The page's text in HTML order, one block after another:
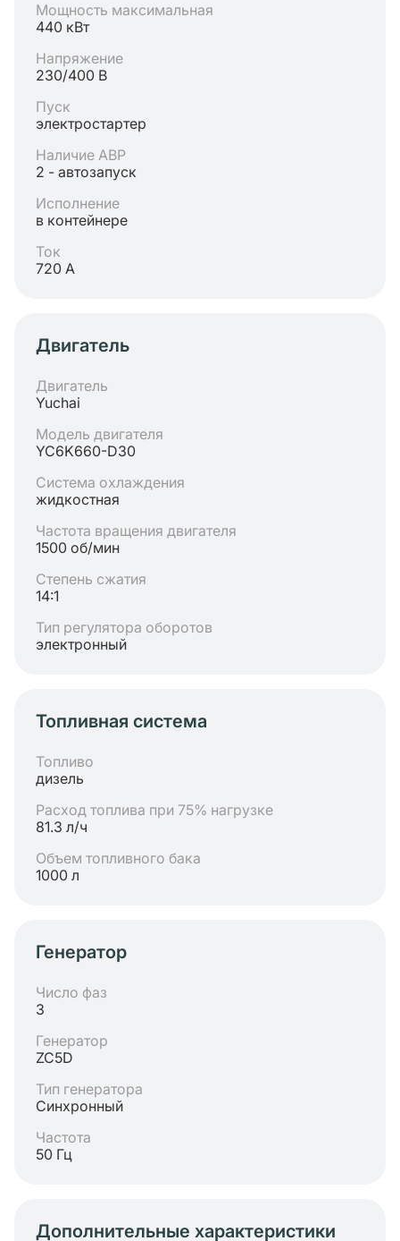
Мощность максимальная
440 кВт
Напряжение
230/400 В
Пуск
электростартер
Наличие АВР
2 - автозапуск
Исполнение
в контейнере
Ток
720 А
Двигатель
Двигатель
Yuchai
Модель двигателя
YC6K660-D30
Система охлаждения
жидкостная
Частота вращения двигателя
1500 об/мин
Степень сжатия
14:1
Тип регулятора оборотов
электронный
Топливная система
Топливо
дизель
Расход топлива при 75% нагрузке
81.3 л/ч
Объем топливного бака
1000 л
Генератор
Число фаз
3
Генератор
ZC5D
Тип генератора
Синхронный
Частота
50 Гц
Дополнительные характеристики